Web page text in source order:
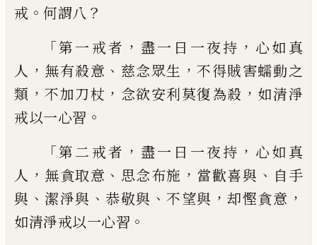
戒 。 何謂八 ？
「第一戒者 ， 盡一日一夜持 ， 心如真
人 ， 無有殺意 、 慈念眾生 ，不得賊害蠕動之
類 ，不加刀杖 ， 念欲安利莫復為殺 ， 如清淨
戒以一心習 。
「第二戒者 ， 盡一日一夜持 ， 心如真
人 ， 無貪取意 、 思念布施 ， 當歡喜與 、 自手
與 、 潔淨與 、恭敬與 、不望與 ，却慳貪意 ，
如清淨戒以一心習 。